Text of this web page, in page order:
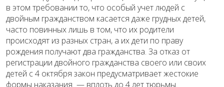
в этом требовании то, что особый учет людей с
двойным гражданством касается даже грудных детей,
часто повинных лишь в том, что их родители
происходят из разных стран, а их дети по праву
рождения получают два гражданства. За отказ от
регистрации двойного гражданства своего или своих
детей с 4 октября закон предусматривает жестокие
формы наказания — вплоть до 4 лет тюрьмы.